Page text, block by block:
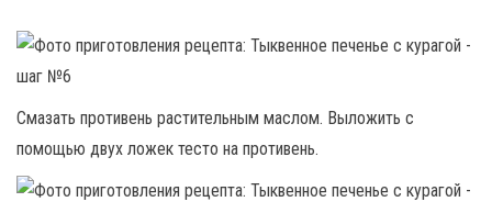
Смазать противень растительным маслом. Выложить с
помощью двух ложек тесто на противень.